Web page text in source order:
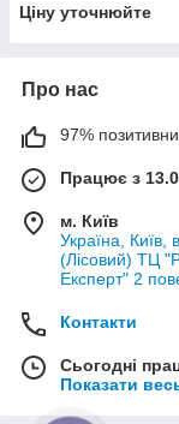
Ціну уточнюйте
Про нас
97%
Працює з
м. Київ
Україна, Київ,
(Лісовий) ТЦ
Експерт" 2
Контакти
Сьогодні
Показати